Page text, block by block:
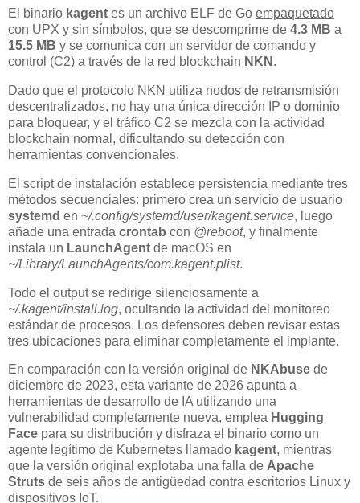
El binario kagent es un archivo ELF de Go empaquetado
con UPX y sin símbolos, que se descomprime de 4.3 MB a
15.5 MB y se comunica con un servidor de comando y
control (C2) a través de la red blockchain NKN .
Dado que el protocolo NKN utiliza nodos de retransmisión
descentralizados, no hay una única dirección IP o dominio
para bloquear, y el tráfico C2 se mezcla con la actividad
blockchain normal, dificultando su detección con
herramientas convencionales.
El script de instalación establece persistencia mediante tres
métodos secuenciales: primero crea un servicio de usuario
systemd en ~/.config/systemd/user/kagent.service, luego
añade una entrada crontab con @reboot, y finalmente
instala un LaunchAgent de macOS en
~/Library/LaunchAgents/com.kagent.plist.
Todo el output se redirige silenciosamente a
~/.kagent/install.log, ocultando la actividad del monitoreo
estándar de procesos. Los defensores deben revisar estas
tres ubicaciones para eliminar completamente el implante.
En comparación con la versión original de NKAbuse de
diciembre de 2023, esta variante de 2026 apunta a
herramientas de desarrollo de IA utilizando una
vulnerabilidad completamente nueva, emplea Hugging
Face para su distribución y disfraza el binario como un
agente legítimo de Kubernetes llamado kagent, mientras
que la versión original explotaba una falla de Apache
Struts de seis años de antigüedad contra escritorios Linux y
dispositivos IoT.